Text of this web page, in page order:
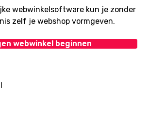
webwinkelsoftware kun je zonder
zelf je webshop vormgeven.
webwinkel beginnen